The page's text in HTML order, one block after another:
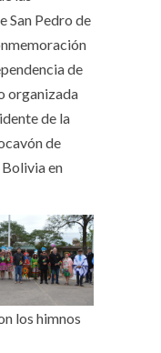
San Pedro de
de
organizada
de la
de
en
los himnos